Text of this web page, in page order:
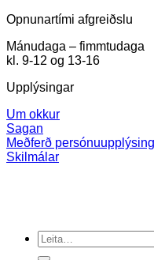
Opnunartími afgreiðslu
Mánudaga – fimmtudaga
kl. 9-12 og 13-16
Upplýsingar
Um okkur
Sagan
Meðferð
Skilmálar
Search
for: